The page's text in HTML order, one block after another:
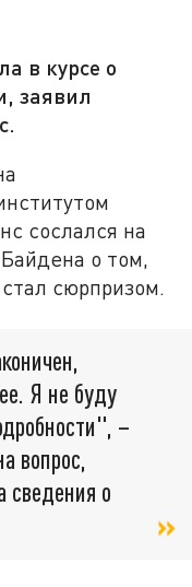
в курсе о
заявил
сослался на
о том,
сюрпризом.
Я не буду
–
вопрос,
сведения о